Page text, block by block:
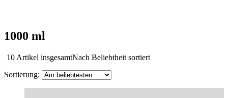
1000 ml
10 Artikel insgesamtNach Beliebtheit sortiert